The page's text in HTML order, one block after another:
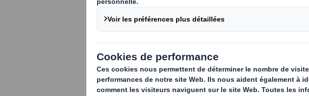
Nous avons investi 7,5
Rouen pour transformer
énergie, améliorer la
nouvelle étape vers la
du carbone.